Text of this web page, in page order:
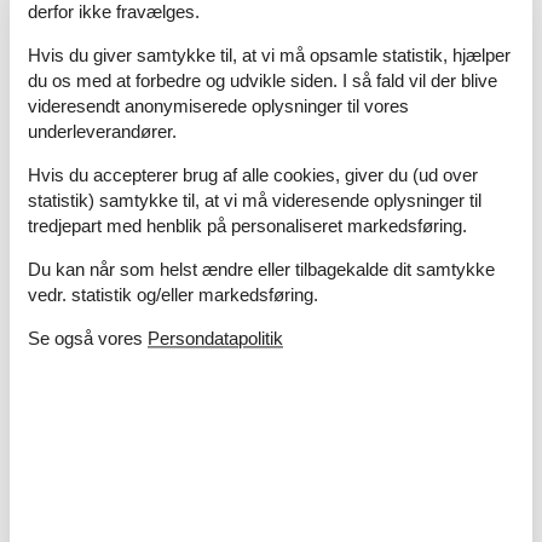
Afstand til indkøb
Dyrlæge
6 km
Hundeskov
10 km
Nærmeste beboelse
Nærmeste by
Nærmeste restaurant
100 m
Koncepter
Økoophold
Køkken
El-komfur
derfor ikke fravælges.
Hvis du giver samtykke til, at vi må opsamle statistik, hjælper
du os med at forbedre og udvikle siden. I så fald vil der blive
videresendt anonymiserede oplysninger til vores
underleverandører.
Hvis du accepterer brug af alle cookies, giver du (ud over
statistik) samtykke til, at vi må videresende oplysninger til
tredjepart med henblik på personaliseret markedsføring.
Du kan når som helst ændre eller tilbagekalde dit samtykke
vedr. statistik og/eller markedsføring.
Se også vores Persondatapolitik